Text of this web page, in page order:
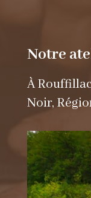
Notre
À
Noir,